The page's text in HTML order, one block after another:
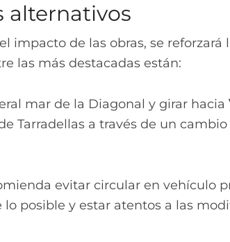
alternativos
impacto de las obras, se reforzará
las más destacadas están:
mar de la Diagonal y girar hacia
Tarradellas a través de un
evitar circular en vehículo
posible y estar atentos a las